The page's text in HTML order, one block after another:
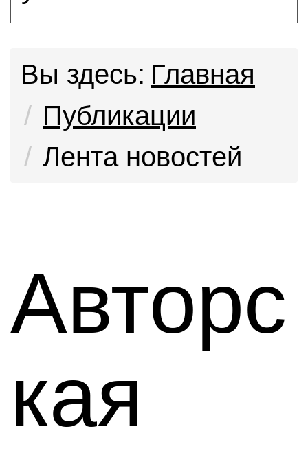
Вы здесь: Главная
Публикации
Лента новостей
Авторс
кая